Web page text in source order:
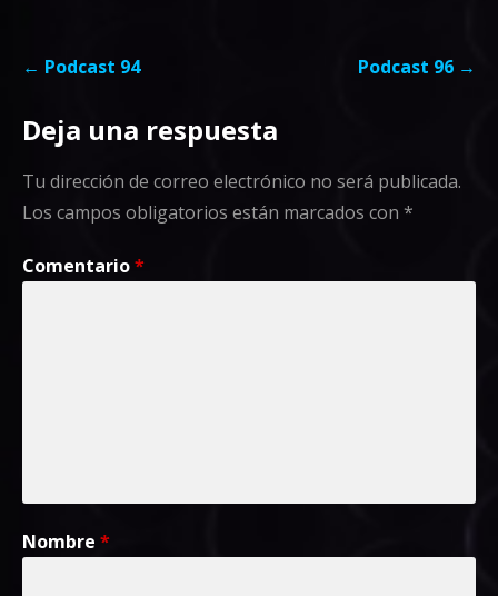
Navegación
entradas
← Podcast 94 Podcast 96 →
Deja una respuesta
Tu dirección de correo electrónico no será publicada.
Los campos obligatorios están marcados con *
Comentario*
Nombre *